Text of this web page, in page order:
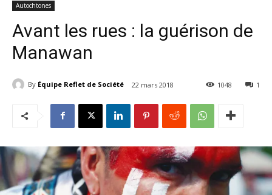
Autochtones
Avant les rues : la guérison de
Manawan
By Équipe Reflet de Société 22 mars 2018 1
1048